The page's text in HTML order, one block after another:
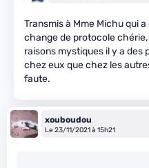
Transmis à Mme Michu qui
change de protocole chérie,
raisons mystiques il y a des
chez eux que chez les
faute.
xouboudou
Le 23/11/2021 à 15h21